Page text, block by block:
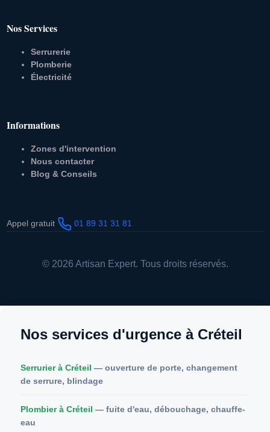
Nos Services
Serrurerie
Plomberie
Électricité
Informations
Zones d'intervention
Nous contacter
Blog & Conseils
Appel gratuit 01 89 31 31 81
© 2026 Artisan Expert. Tous droits réservés.
Nos services d'urgence à Créteil
Serrurier à Créteil — ouverture de porte, changement
de serrure, blindage
Plombier à Créteil — fuite d'eau, débouchage, chauffe-
eau